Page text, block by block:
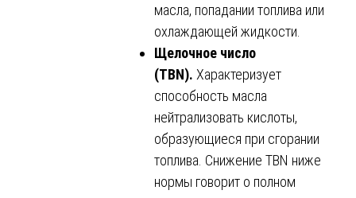
масла, попадании топлива или
охлаждающей жидкости.
Щелочное число
(TBN). Характеризует
способность масла
нейтрализовать кислоты,
образующиеся при сгорании
топлива. Снижение TBN ниже
нормы говорит о полном